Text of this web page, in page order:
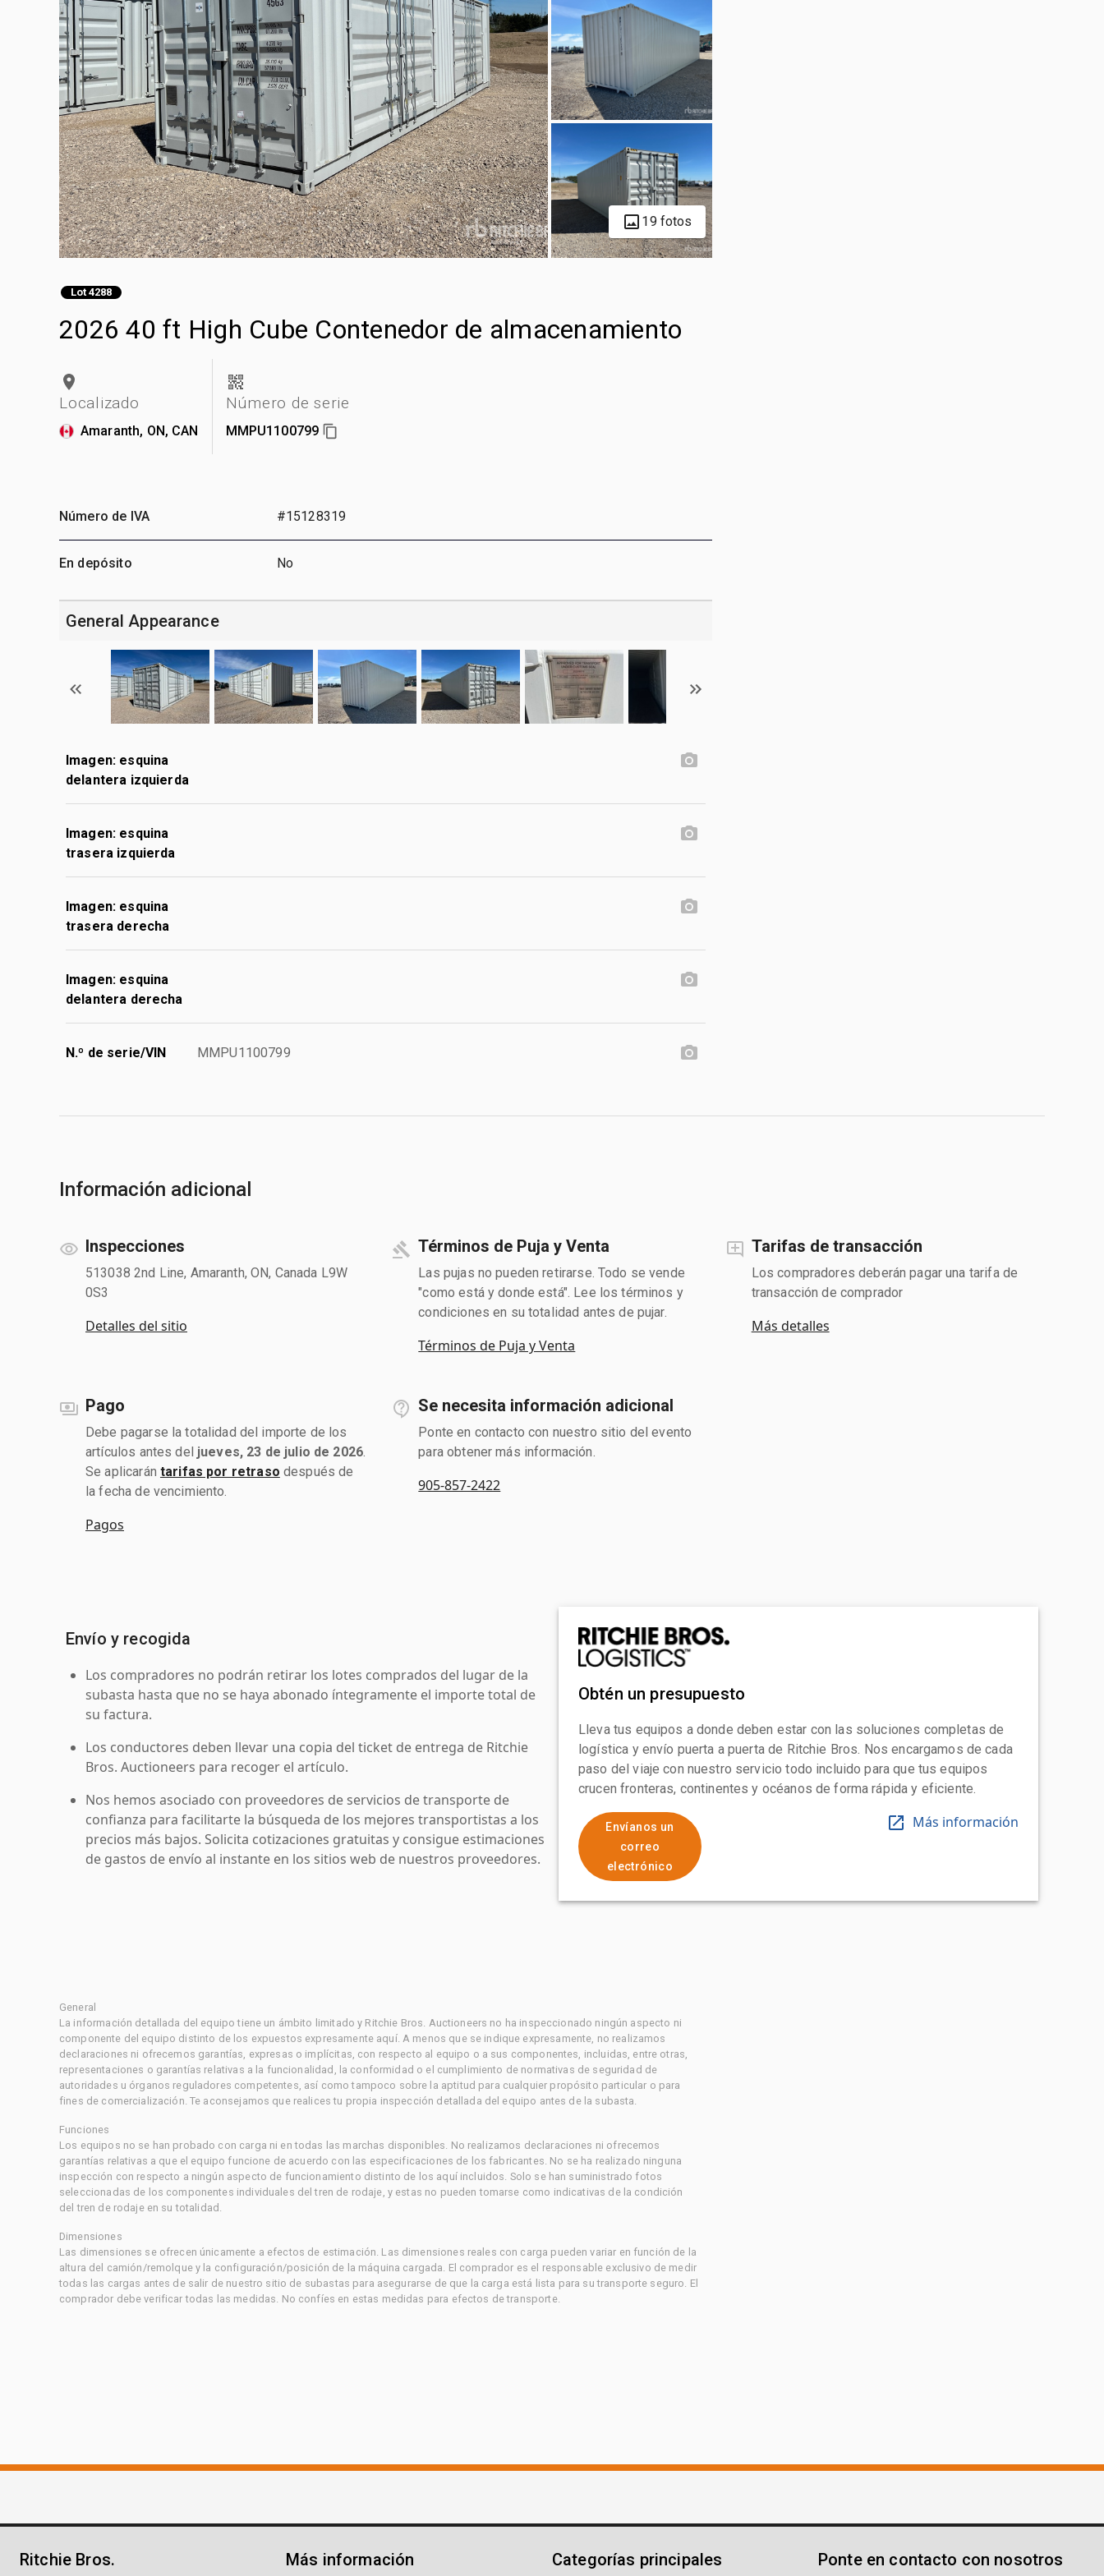
19 fotos
Lot 4288
2026 40 ft High Cube Contenedor de almacenamiento
Localizado
Amaranth, ON, CAN
Número de serie
MMPU1100799
Número de IVA #15128319
En depósito No
General Appearance
Imagen: esquina
delantera izquierda
Imagen: esquina
trasera izquierda
Imagen: esquina
trasera derecha
Imagen: esquina
delantera derecha
N.º de serie/VIN MMPU1100799
Información adicional
Inspecciones
513038 2nd Line, Amaranth, ON, Canada L9W
0S3
Detalles del sitio
Términos de Puja y Venta
Las pujas no pueden retirarse. Todo se vende
"como está y donde está". Lee los términos y
condiciones en su totalidad antes de pujar.
Términos de Puja y Venta
Tarifas de transacción
Los compradores deberán pagar una tarifa de
transacción de comprador
Más detalles
Pago
Debe pagarse la totalidad del importe de los
artículos antes del jueves, 23 de julio de 2026
Se aplicarán tarifas por retraso después de
la fecha de vencimiento.
Pagos
Se necesita información adicional
Ponte en contacto con nuestro sitio del evento
para obtener más información.
905-857-2422
Envío y recogida
Los compradores no podrán retirar los lotes comprados del lugar de la
subasta hasta que no se haya abonado íntegramente el importe total de
su factura.
Los conductores deben llevar una copia del ticket de entrega de Ritchie
Bros. Auctioneers para recoger el artículo.
Nos hemos asociado con proveedores de servicios de transporte de
confianza para facilitarte la búsqueda de los mejores transportistas a los
precios más bajos. Solicita cotizaciones gratuitas y consigue estimaciones
de gastos de envío al instante en los sitios web de nuestros proveedores.
Obtén un presupuesto
Lleva tus equipos a donde deben estar con las soluciones completas de
logística y envío puerta a puerta de Ritchie Bros. Nos encargamos de cada
paso del viaje con nuestro servicio todo incluido para que tus equipos
crucen fronteras, continentes y océanos de forma rápida y eficiente.
Envíanos un
correo
electrónico
Más información
General
La información detallada del equipo tiene un ámbito limitado y Ritchie Bros. Auctioneers no ha inspeccionado ningún aspecto ni
componente del equipo distinto de los expuestos expresamente aquí. A menos que se indique expresamente, no realizamos
declaraciones ni ofrecemos garantías, expresas o implícitas, con respecto al equipo o a sus componentes, incluidas, entre otras,
representaciones o garantías relativas a la funcionalidad, la conformidad o el cumplimiento de normativas de seguridad de
autoridades u órganos reguladores competentes, así como tampoco sobre la aptitud para cualquier propósito particular o para
fines de comercialización. Te aconsejamos que realices tu propia inspección detallada del equipo antes de la subasta.
Funciones
Los equipos no se han probado con carga ni en todas las marchas disponibles. No realizamos declaraciones ni ofrecemos
garantías relativas a que el equipo funcione de acuerdo con las especificaciones de los fabricantes. No se ha realizado ninguna
inspección con respecto a ningún aspecto de funcionamiento distinto de los aquí incluidos. Solo se han suministrado fotos
seleccionadas de los componentes individuales del tren de rodaje, y estas no pueden tomarse como indicativas de la condición
del tren de rodaje en su totalidad.
Dimensiones
Las dimensiones se ofrecen únicamente a efectos de estimación. Las dimensiones reales con carga pueden variar en función de la
altura del camión/remolque y la configuración/posición de la máquina cargada. El comprador es el responsable exclusivo de medir
todas las cargas antes de salir de nuestro sitio de subastas para asegurarse de que la carga está lista para su transporte seguro. El
comprador debe verificar todas las medidas. No confíes en estas medidas para efectos de transporte.
Ritchie Bros. Más información Categorías principales Ponte en contacto con nosotros